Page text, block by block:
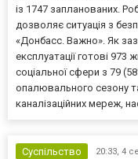
із 1747 запланованих.
дозволяє ситуація з
«Донбасс. Важно». Як
експлуатації готові 973
соціальної сфери з 79
опалювального сезону
каналізаційних мереж,
Суспільство 20:33, 4